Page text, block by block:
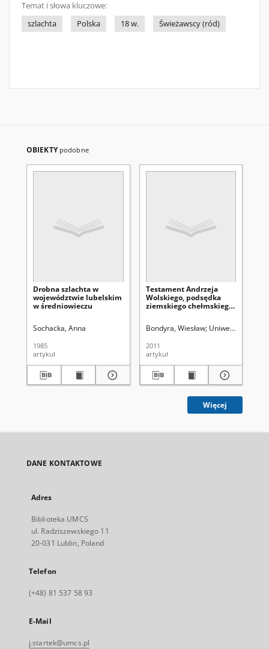
Temat i słowa kluczowe:
szlachta
Polska 18 w. Świeżawscy (ród)
OBIEKTY podobne
Drobna szlachta w
województwie lubelskim
w średniowieczu
Sochacka, Anna
1985
artykuł
Testament Andrzeja
Wolskiego, podsędka
ziemskiego chełmskiego,
szlacheckich i
Bondyra, Wiesław Uniwersytet Marii
2011
artykuł
Więcej
DANE KONTAKTOWE
Adres
Biblioteka UMCS
ul. Radziszewskiego 11
20-031 Lublin, Poland
Telefon
(+48) 81 537 58 93
E-Mail
j.startek@umcs.pl